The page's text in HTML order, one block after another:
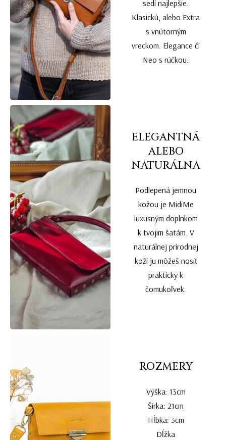
sedí najlepšie.
Klasickú, alebo Extra
s vnútorným
vreckom. Elegance či
Neo s rúčkou.
ELEGANTNÁ
ALEBO
NATURÁLNA
Podlepená jemnou
kožou je MidiMe
luxusným doplnkom
k tvojim šatám. V
naturálnej prírodnej
koži ju môžeš nosiť
prakticky k
čomukoľvek.
ROZMERY
Výška: 13cm
Šírka: 21cm
Hĺbka: 3cm
Dĺžka